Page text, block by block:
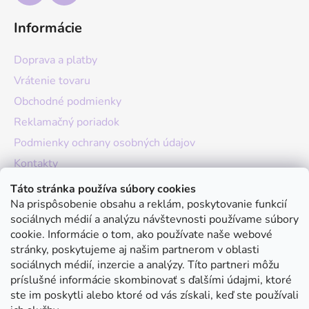
Táto stránka používa súbory cookies
Na prispôsobenie obsahu a reklám, poskytovanie funkcií
sociálnych médií a analýzu návštevnosti používame súbory
cookie. Informácie o tom, ako používate naše webové
stránky, poskytujeme aj našim partnerom v oblasti
sociálnych médií, inzercie a analýzy. Títo partneri môžu
príslušné informácie skombinovať s ďalšími údajmi, ktoré
ste im poskytli alebo ktoré od vás získali, keď ste používali
Informácie
Doprava a platby
Vrátenie tovaru
Obchodné podmienky
Reklamačný poriadok
Podmienky ochrany osobných údajov
Kontakty
O nás
Hodnotenie obchodu
Moja objednávka
Instagram